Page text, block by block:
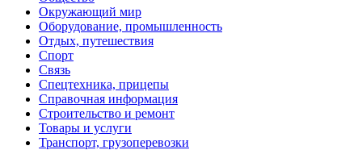
Окружающий мир
Оборудование, промышленность
Отдых, путешествия
Спорт
Связь
Спецтехника, прицепы
Справочная информация
Строительство и ремонт
Товары и услуги
Транспорт, грузоперевозки